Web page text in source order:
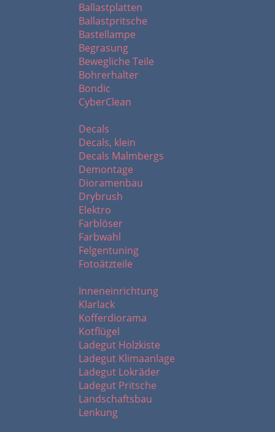
Ballastplatten
Ballastpritsche
Bastellampe
Begrasung
Bewegliche Teile
Bohrerhalter
Bondic
CyberClean
Decals
Decals, klein
Decals Malmbergs
Demontage
Dioramenbau
Drybrush
Elektro
Farblöser
Farbwahl
Felgentuning
Fotoätzteile
Inneneinrichtung
Klarlack
Kofferdiorama
Kotflügel
Ladegut Holzkiste
Ladegut Klimaanlage
Ladegut Lokräder
Ladegut Pritsche
Landschaftsbau
Lenkung